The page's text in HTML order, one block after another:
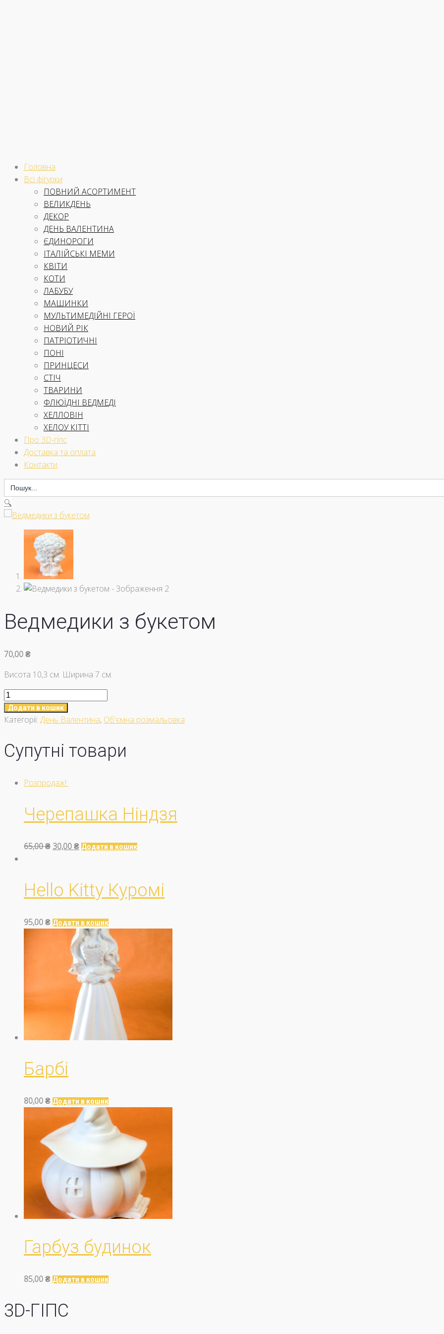
Головна
Всі фігурки
ПОВНИЙ АСОРТИМЕНТ
ВЕЛИКДЕНЬ
ДЕКОР
ДЕНЬ ВАЛЕНТИНА
ЄДИНОРОГИ
ІТАЛІЙСЬКІ МЕМИ
КВІТИ
КОТИ
ЛАБУБУ
МАШИНКИ
МУЛЬТИМЕДІЙНІ ГЕРОЇ
НОВИЙ РІК
ПАТРІОТИЧНІ
ПОНІ
ПРИНЦЕСИ
СТІЧ
ТВАРИНИ
ФЛЮЇДНІ ВЕДМЕДІ
ХЕЛЛОВІН
ХЕЛОУ КІТТІ
Про 3D-гіпс
Доставка та оплата
Контакти
Search
for:
🔍
Ведмедики з букетом
70,00₴
Висота 10,3 см. Ширина 7 см.
Ведмедики
з
букетом
Додати в кошик
Категорії: День Валентина, Об'ємна розмальовка
Супутні товари
Розпродаж!
Черепашка Ніндзя
65,00₴ Оригінальна
30,00₴Поточна
Додати в кошик
Hello Kitty Куромі
95,00₴ Додати в кошик
Барбі
80,00₴ Додати в кошик
Гарбуз будинок
85,00₴ Додати в кошик
3D-ГІПС